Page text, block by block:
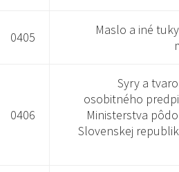
0405
Maslo a iné
0406
Syry a
osobitného
Ministerstva
Slovenskej